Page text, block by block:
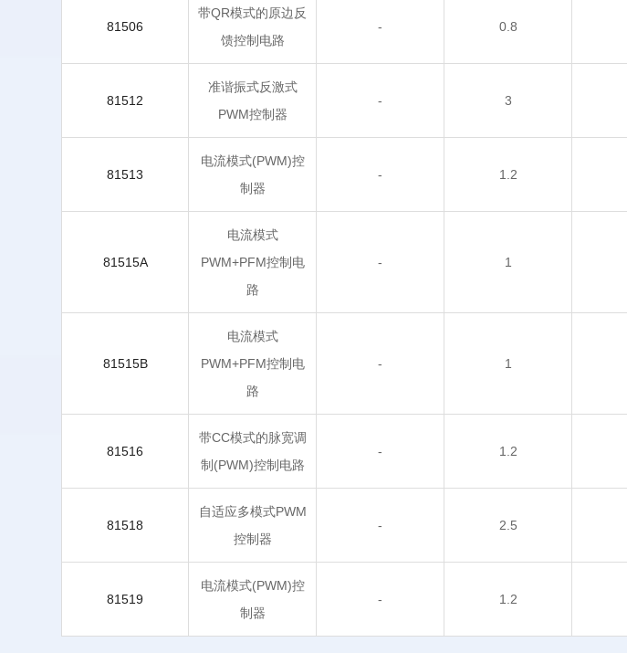
81506
带QR模式的原边反
馈控制电路
- 0.8
81512
准谐振式反激式
PWM控制器
- 3
81513
电流模式(PWM)控
制器
- 1.2
81515A
电流模式
PWM+PFM控制电
路
- 1
81515B
电流模式
PWM+PFM控制电
路
- 1
81516
带CC模式的脉宽调
制(PWM)控制电路
- 1.2
81518
自适应多模式PWM
控制器
- 2.5
81519
电流模式(PWM)控
制器
- 1.2